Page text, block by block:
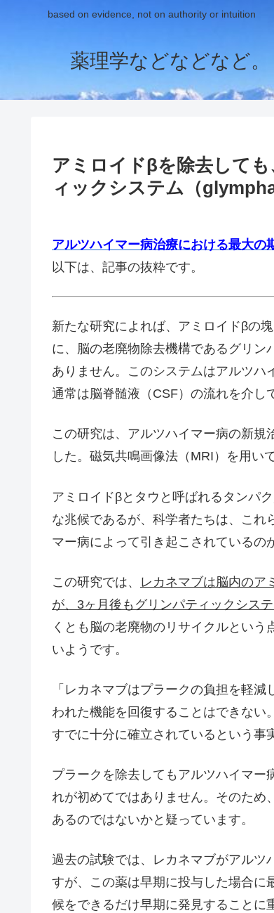
based on evidence, not on authority or intuition
薬理学などなどなど。
アミロイドβを除去して
ィックシステム（
アルツハイマー病治療における最大の
以下は、記事の抜粋です。
新たな研究によれば、アミロイドβの
に、脳の老廃物除去機構であるグリ
ありません。このシステムはアルツハ
通常は脳脊髄液（CSF）の流れを介し
この研究は、アルツハイマー病の新
した。磁気共鳴画像法（MRI）を用い
アミロイドβとタウと呼ばれるタンパ
な兆候であるが、科学者たちは、これ
マー病によって引き起こされているの
この研究では、 レカネマブは脳内のア
が、3ヶ月後もグリンパティックシス
くとも脳の老廃物のリサイクルとい
いようです。
「レカネマブはプラークの負担を軽
われた機能を回復することはできな
すでに十分に確立されているという事
プラークを除去してもアルツハイマー
れが初めてではありません。そのため
あるのではないかと疑っています。
過去の試験では、レカネマブがアルツ
すが、この薬は早期に投与した場合に
候をできるだけ早期に発見することに